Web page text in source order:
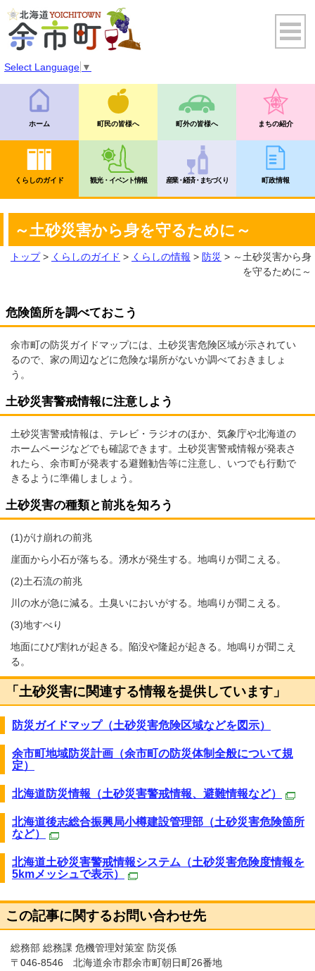
Select Language ▼
ホーム 町民の皆様へ 町外の皆様へ まちの紹介
くらしのガイド 観光・イベント情報 産業・経済・まちづくり 町政情報
～土砂災害から身を守るために～
トップ> くらしのガイド > くらしの情報 > 防災 > ～土砂災害から身
を守るために～
危険箇所を調べておこう
余市町の防災ガイドマップには、土砂災害危険区域が示されてい
るので、家の周辺などに危険な場所がないか調べておきましょ
う。
土砂災害警戒情報に注意しよう
土砂災害警戒情報は、テレビ・ラジオのほか、気象庁や北海道の
ホームページなどでも確認できます。土砂災害警戒情報が発表さ
れたら、余市町が発表する避難勧告等に注意し、いつでも行動で
きるように準備しましょう。
土砂災害の種類と前兆を知ろう
(1)がけ崩れの前兆
崖面から小石が落ちる。湧水が発生する。地鳴りが聞こえる。
(2)土石流の前兆
川の水が急に減る。土臭いにおいがする。地鳴りが聞こえる。
(3)地すべり
地面にひび割れが起きる。陥没や隆起が起きる。地鳴りが聞こえ
る。
「土砂災害に関連する情報を提供しています」
防災ガイドマップ（土砂災害危険区域などを図示）
余市町地域防災計画（余市町の防災体制全般について規
定）
北海道防災情報（土砂災害警戒情報、避難情報など）
北海道後志総合振興局小樽建設管理部（土砂災害危険箇所
など）
北海道土砂災害警戒情報システム（土砂災害危険度情報を
5kmメッシュで表示）
この記事に関するお問い合わせ先
総務部 総務課 危機管理対策室 防災係
〒046-8546 北海道余市郡余市町朝日町26番地